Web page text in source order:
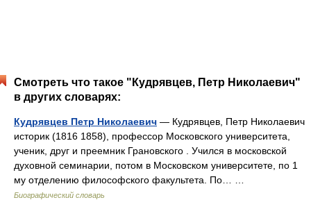
Смотреть что такое "Кудрявцев, Петр Николаевич"
в других словарях:
Кудрявцев Петр Николаевич — Кудрявцев, Петр Николаевич
историк (1816 1858), профессор Московского университета,
ученик, друг и преемник Грановского . Учился в московской
духовной семинарии, потом в Московском университете, по 1
му отделению философского факультета. По… …
Биографический словарь